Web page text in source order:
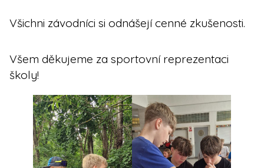
Všichni závodníci si odnášejí cenné zkušenosti.
Všem děkujeme za sportovní reprezentaci
školy!